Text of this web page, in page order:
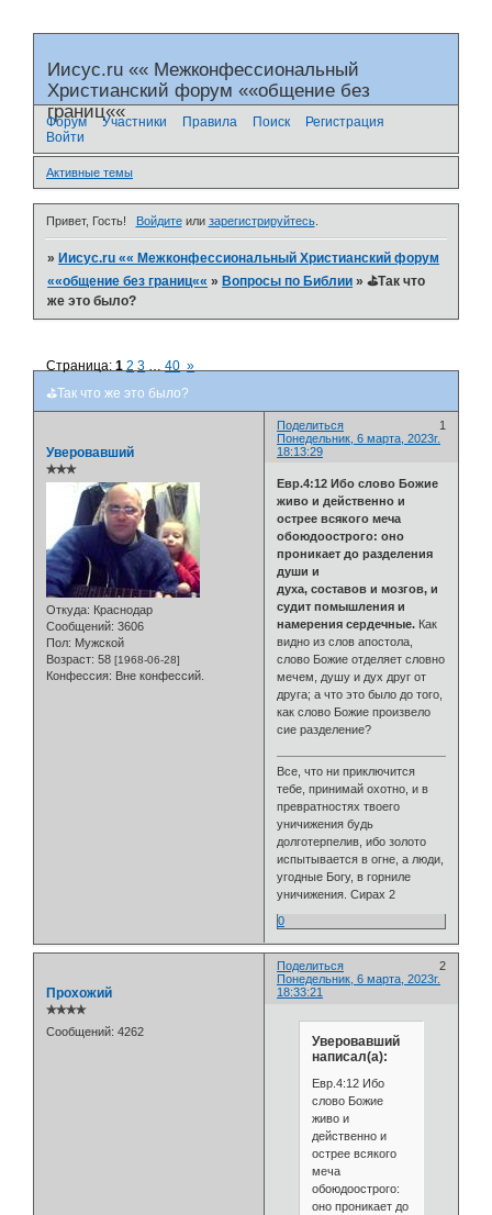
Иисус.ru «« Межконфессиональный
Христианский форум ««общение без
границ««
Форум Участники Правила Поиск
Регистрация
Войти
Активные темы
Привет, Гость! Войдитеили зарегистрируйтесь.
»Иисус.ru «« Межконфессиональный Христианский форум
««общение без границ«« »Вопросы по Библии »⛳️Так что
же это было?
⛳️Так что же это было?
Страница:1 2 3 … 40 »
Поделиться
1
Понедельник, 6 марта, 2023г.
18:13:29
Уверовавший
✯✯✯
Откуда: Краснодар
Сообщений: 3606
Пол: Мужской
Возраст: 58 [1968-06-28]
Конфессия: Вне конфессий.
Евр.4:12 Ибо слово Божие
живо и действенно и
острее всякого меча
обоюдоострого: оно
проникает до разделения
души и
духа, составов и мозгов, и
судит помышления и
намерения сердечные. Как
видно из слов апостола,
слово Божие отделяет словно
мечем, душу и дух друг от
друга; а что это было до того,
как слово Божие произвело
сие разделение?
Все, что ни приключится
тебе, принимай охотно, и в
превратностях твоего
уничижения будь
долготерпелив, ибо золото
испытывается в огне, а люди,
угодные Богу, в горниле
уничижения. Сирах 2
0
Поделиться
2
Понедельник, 6 марта, 2023г.
18:33:21
Прохожий
✯✯✯✯
Сообщений: 4262
Уверовавший
написал(а):
Евр.4:12 Ибо
слово Божие
живо и
действенно и
острее всякого
меча
обоюдоострого:
оно проникает до